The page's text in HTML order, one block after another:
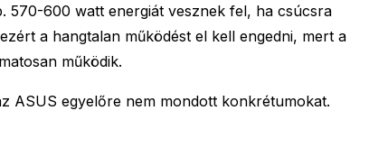
570-600 watt energiát vesznek fel, ha csúcsra
a hangtalan működést el kell engedni, mert a
működik.
ASUS egyelőre nem mondott konkrétumokat.